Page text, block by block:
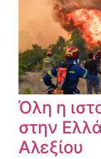
Όλη η
στην
Αλεξίου